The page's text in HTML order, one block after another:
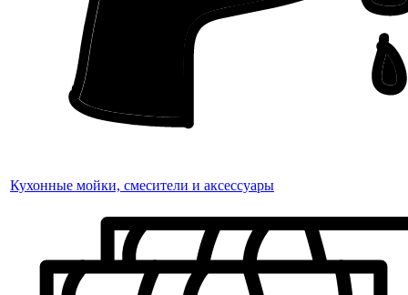
Кухонные мойки, смесители и аксессуары